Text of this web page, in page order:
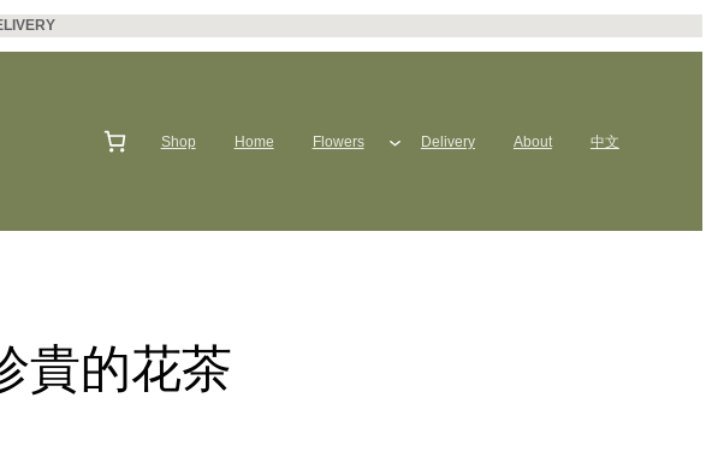
Shop Home Flowers Delivery About 中文
貴的花茶